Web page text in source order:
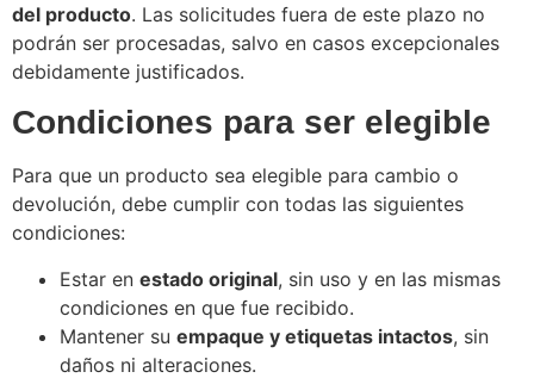
del producto. Las solicitudes fuera de este plazo no
podrán ser procesadas, salvo en casos excepcionales
debidamente justificados.
Condiciones para ser elegible
Para que un producto sea elegible para cambio o
devolución, debe cumplir con todas las siguientes
condiciones:
Estar en estado original, sin uso y en las mismas
condiciones en que fue recibido.
Mantener su empaque y etiquetas intactos, sin
daños ni alteraciones.